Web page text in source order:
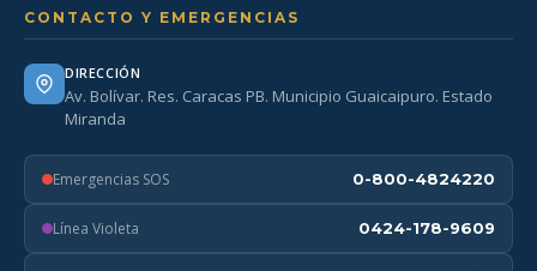
CONTACTO Y EMERGENCIAS
DIRECCIÓN
Av. Bolívar. Res. Caracas PB. Municipio Guaicaipuro. Estado
Miranda
Emergencias SOS 0-800-4824220
Línea Violeta 0424-178-9609